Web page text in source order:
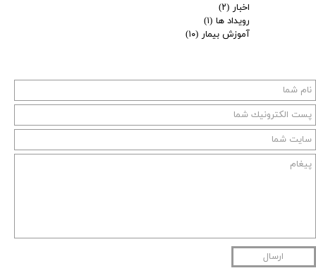
ارسال
اخبار (۲)
رویداد ها (۱)
آموزش بیمار (۱۰)